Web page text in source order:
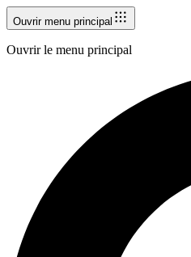
Ouvrir menu principal
Ouvrir le menu principal